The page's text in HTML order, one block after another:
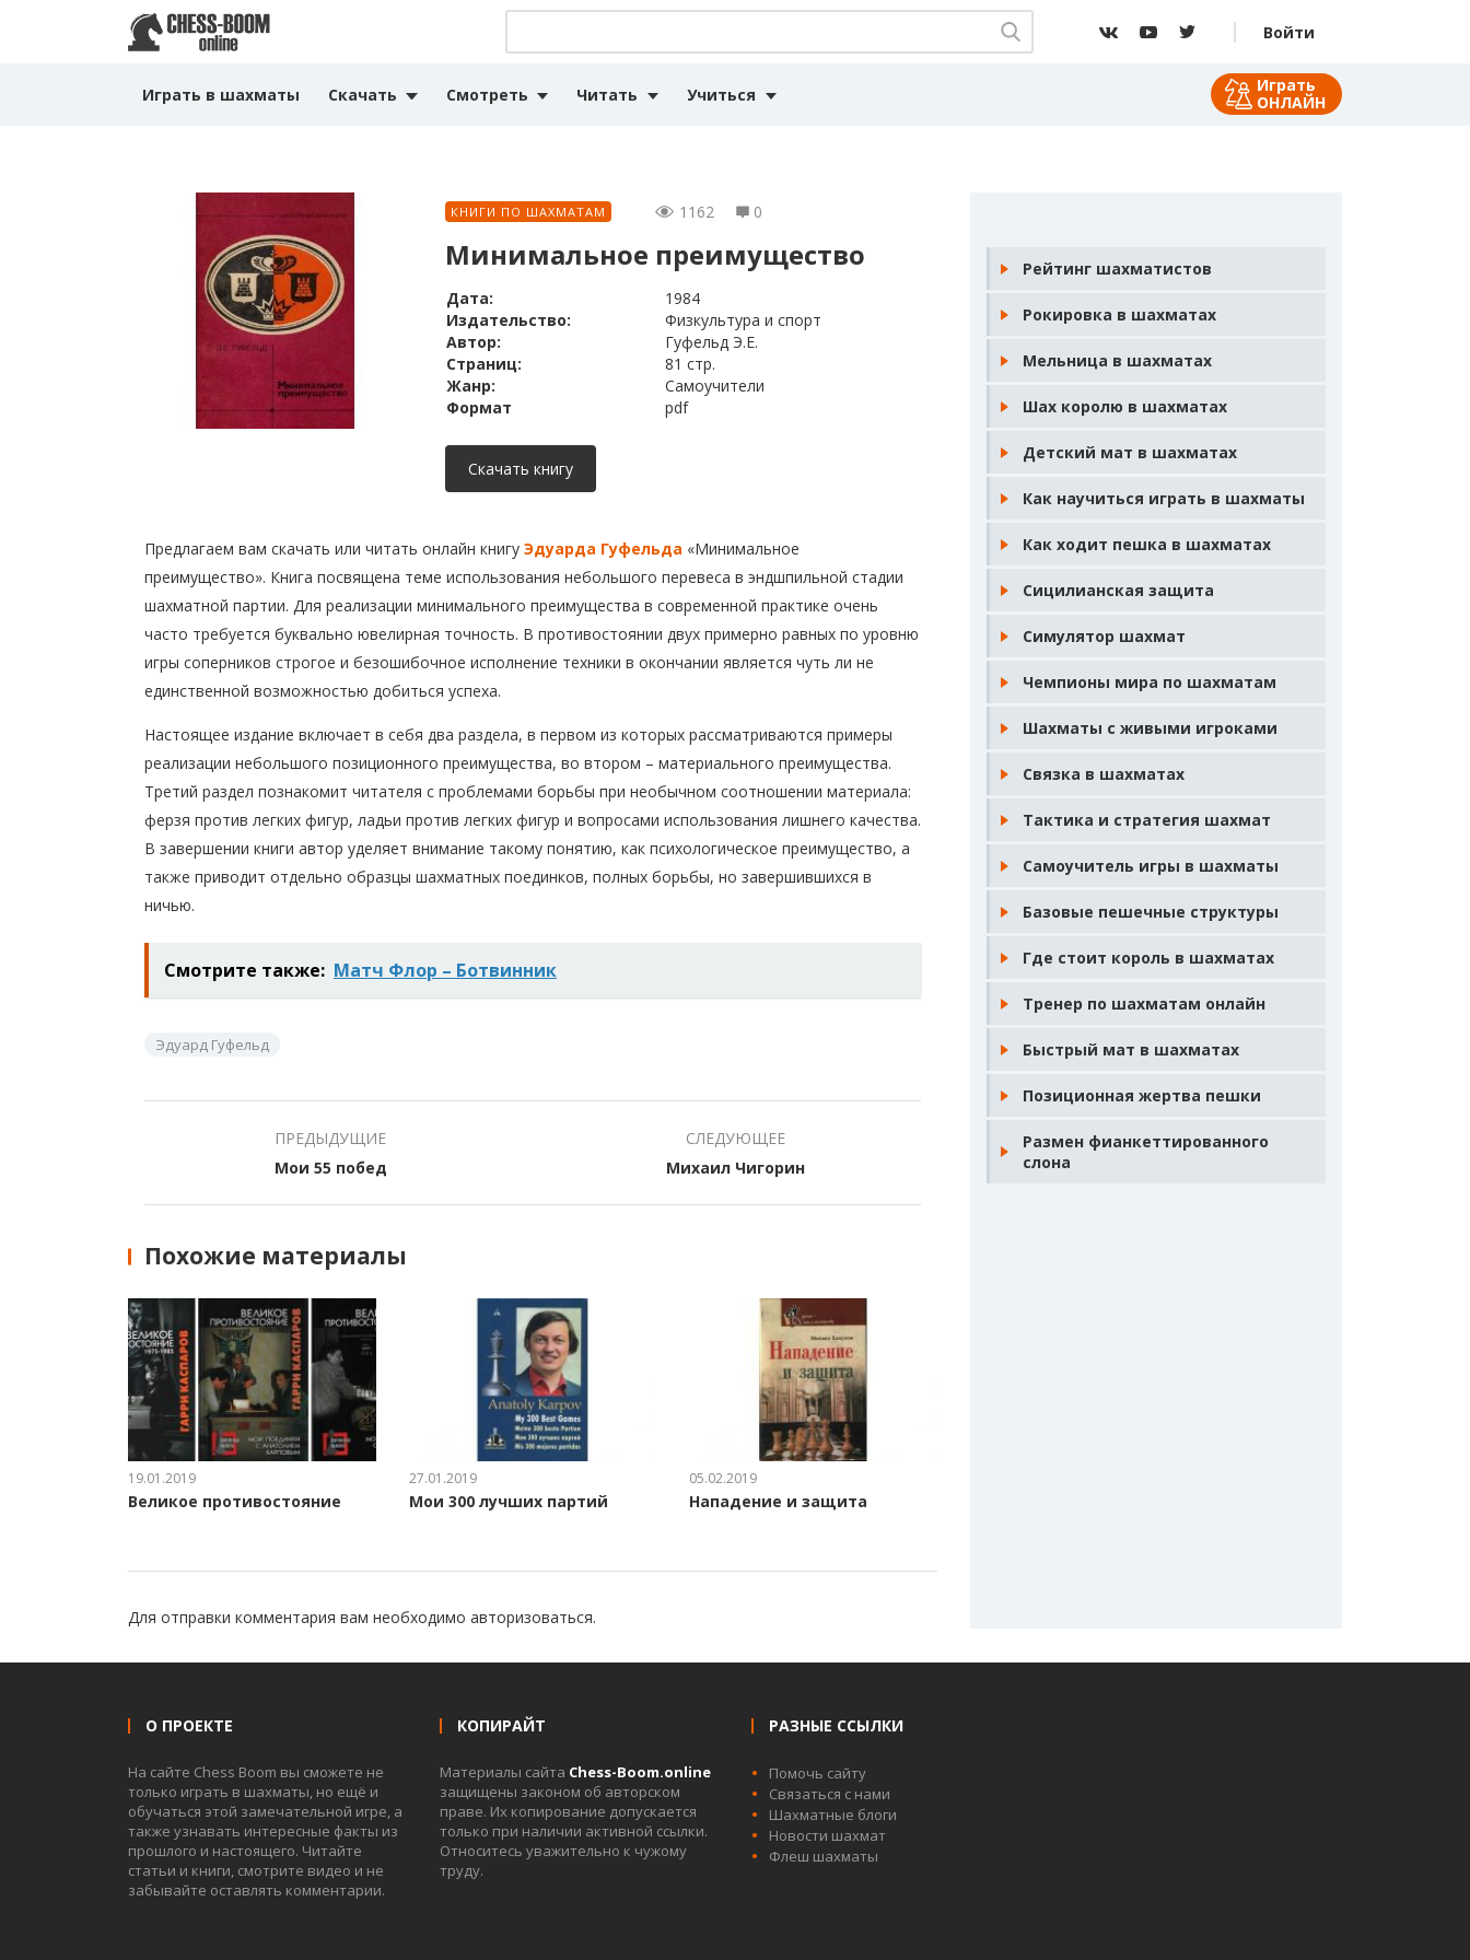
Войти
Играть в шахматы Скачать Смотреть Читать Учиться
Играть
ОНЛАЙН
КНИГИ ПО ШАХМАТАМ 1162 0
Минимальное преимущество
Дата:
1984
Издательство:
Физкультура и спорт
Автор:
Гуфельд Э.Е.
Страниц:
81 стр.
Жанр:
Самоучители
Формат
pdf
Скачать книгу
Предлагаем вам скачать или читать онлайн книгу Эдуарда Гуфельда «Минимальное
преимущество». Книга посвящена теме использования небольшого перевеса в эндшпильной стадии
шахматной партии. Для реализации минимального преимущества в современной практике очень
часто требуется буквально ювелирная точность. В противостоянии двух примерно равных по уровню
игры соперников строгое и безошибочное исполнение техники в окончании является чуть ли не
единственной возможностью добиться успеха.
Настоящее издание включает в себя два раздела, в первом из которых рассматриваются примеры
реализации небольшого позиционного преимущества, во втором – материального преимущества.
Третий раздел познакомит читателя с проблемами борьбы при необычном соотношении материала:
ферзя против легких фигур, ладьи против легких фигур и вопросами использования лишнего качества.
В завершении книги автор уделяет внимание такому понятию, как психологическое преимущество, а
также приводит отдельно образцы шахматных поединков, полных борьбы, но завершившихся в
ничью.
Смотрите также: Матч Флор – Ботвинник
Эдуард Гуфельд
ПРЕДЫДУЩИЕ
Мои 55 побед
СЛЕДУЮЩЕЕ
Михаил Чигорин
Похожие материалы
19.01.2019
Великое противостояние
27.01.2019
Мои 300 лучших партий
05.02.2019
Нападение и защита
Для отправки комментария вам необходимо авторизоваться.
Рейтинг шахматистов
Рокировка в шахматах
Мельница в шахматах
Шах королю в шахматах
Детский мат в шахматах
Как научиться играть в шахматы
Как ходит пешка в шахматах
Сицилианская защита
Симулятор шахмат
Чемпионы мира по шахматам
Шахматы с живыми игроками
Связка в шахматах
Тактика и стратегия шахмат
Самоучитель игры в шахматы
Базовые пешечные структуры
Где стоит король в шахматах
Тренер по шахматам онлайн
Быстрый мат в шахматах
Позиционная жертва пешки
Размен фианкеттированного
слона
О ПРОЕКТЕ
На сайте Chess Boom вы сможете не
только играть в шахматы, но ещё и
обучаться этой замечательной игре, а
также узнавать интересные факты из
прошлого и настоящего. Читайте
статьи и книги, смотрите видео и не
забывайте оставлять комментарии.
КОПИРАЙТ
Материалы сайта Chess-Boom.online
защищены законом об авторском
праве. Их копирование допускается
только при наличии активной ссылки.
Относитесь уважительно к чужому
труду.
РАЗНЫЕ ССЫЛКИ
Помочь сайту
Связаться с нами
Шахматные блоги
Новости шахмат
Флеш шахматы